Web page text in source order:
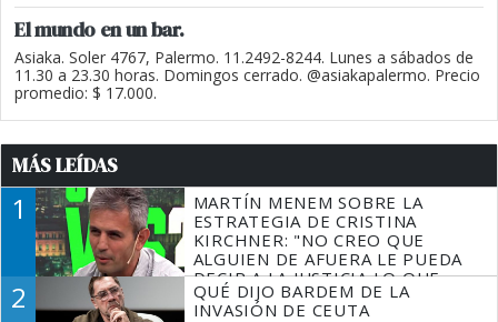
El mundo en un bar.
Asiaka. Soler 4767, Palermo. 11.2492-8244. Lunes a sábados de
11.30 a 23.30 horas. Domingos cerrado. @asiakapalermo. Precio
promedio: $ 17.000.
MÁS LEÍDAS
1
MARTÍN MENEM SOBRE LA
ESTRATEGIA DE CRISTINA
KIRCHNER: "NO CREO QUE
ALGUIEN DE AFUERA LE PUEDA
DECIR A LA JUSTICIA LO QUE
TIENE QUE HACER"
2
QUÉ DIJO BARDEM DE LA
INVASIÓN DE CEUTA